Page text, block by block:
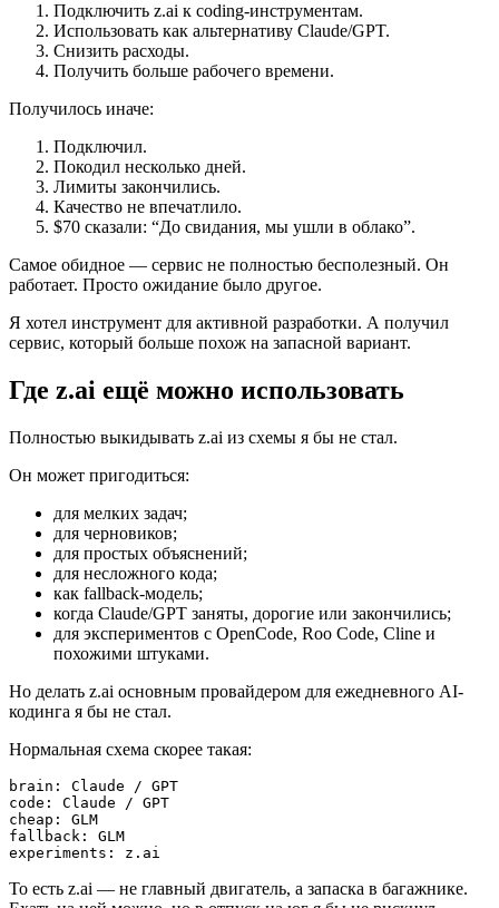
Подключить z.ai к coding-инструментам.
Использовать как альтернативу Claude/GPT.
Снизить расходы.
Получить больше рабочего времени.
Получилось иначе:
Подключил.
Покодил несколько дней.
Лимиты закончились.
Качество не впечатлило.
$70 сказали: “До свидания, мы ушли в облако”.
Самое обидное — сервис не полностью бесполезный. Он
работает. Просто ожидание было другое.
Я хотел инструмент для активной разработки. А получил
сервис, который больше похож на запасной вариант.
Где z.ai ещё можно использовать
Полностью выкидывать z.ai из схемы я бы не стал.
Он может пригодиться:
для мелких задач;
для черновиков;
для простых объяснений;
для несложного кода;
как fallback-модель;
когда Claude/GPT заняты, дорогие или закончились;
для экспериментов с OpenCode, Roo Code, Cline и
похожими штуками.
Но делать z.ai основным провайдером для ежедневного AI-
кодинга я бы не стал.
Нормальная схема скорее такая:
brain: Claude / GPT
code: Claude / GPT
cheap: GLM
fallback: GLM
То есть z.ai — не главный двигатель, а запаска в багажнике.